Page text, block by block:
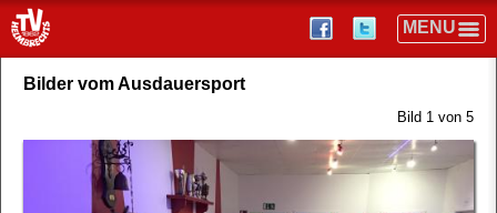
Bilder vom Ausdauersport
Bild 1 von 5